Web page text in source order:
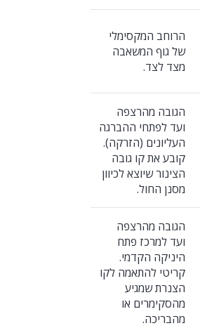
הרוחב המקסימלי
של גוף המשאבה
מצד לצד.
הגובה מהרצפה
ועד לפתחי ההברגה
העליונים (הזרקה).
קובע את קו גובה
הצינור שיוצא לכיוון
מסנן החול.
הגובה מהרצפה
ועד למרכז פתח
היניקה הקדמי.
קריטי להתאמה לקו
הצנרת שמגיע
מהסקימרים או
מהבריכה.